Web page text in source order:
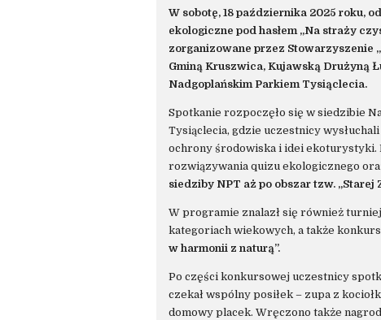
W sobotę, 18 października 2025 roku,
ekologiczne pod hasłem „Na straży
zorganizowane przez Stowarzyszenie
Gminą Kruszwica, Kujawską Drużyną
Nadgoplańskim Parkiem Tysiąclecia.
Spotkanie rozpoczęło się w siedzibie
Tysiąclecia, gdzie uczestnicy
ochrony środowiska i idei ekoturystyki.
rozwiązywania quizu ekologicznego
siedziby NPT aż po obszar tzw. „Starej
W programie znalazł się również
kategoriach wiekowych, a także
w harmonii z naturą”.
Po części konkursowej uczestnicy
czekał wspólny posiłek – zupa z
domowy placek. Wręczono także